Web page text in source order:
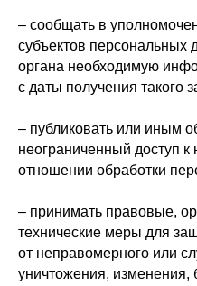
– сообщать в
субъектов персональных
органа необходимую
с даты получения такого
– публиковать или иным
неограниченный доступ
отношении обработки
– принимать правовые,
технические меры для
от неправомерного или
уничтожения, изменения,